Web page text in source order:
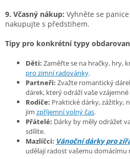
9. Včasný nákup: Vyhněte se
nakupujte s předstihem.
Tipy pro konkrétní typy
Děti: Zaměřte se na hračky, hry,
pro zimní radovánky.
Partneři: Zvažte romantický
dárek, který odráží vaše
Rodiče: Praktické dárky, zážitky,
jim zpříjemní volný čas.
Přátelé: Dárky by měly odrážet
sdílíte.
Mazlíčci: Vánoční dárky pro
udělají radost vašemu domácímu